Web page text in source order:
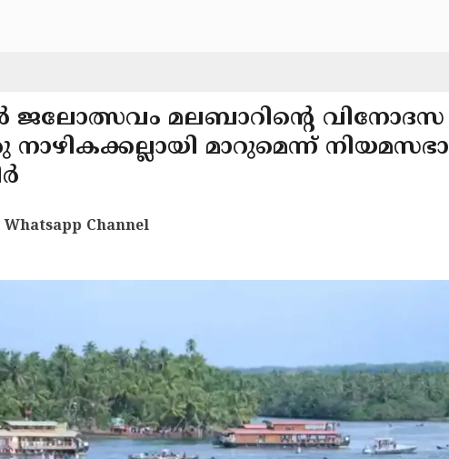
ജലോത്സവം മലബാറിന്റെ വിനോദസ
മാറുമെന്ന് നിയമസഭാ
Whatsapp Channel